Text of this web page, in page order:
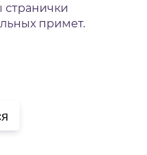
странички
примет.